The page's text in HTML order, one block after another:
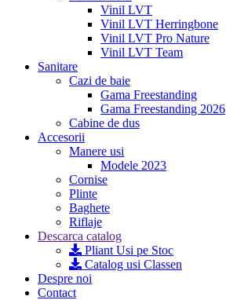
Vinil LVT
Vinil LVT Herringbone
Vinil LVT Pro Nature
Vinil LVT Team
Sanitare
Cazi de baie
Gama Freestanding
Gama Freestanding 2026
Cabine de dus
Accesorii
Manere usi
Modele 2023
Cornise
Plinte
Baghete
Riflaje
Descarca catalog
Pliant Usi pe Stoc
Catalog usi Classen
Despre noi
Contact